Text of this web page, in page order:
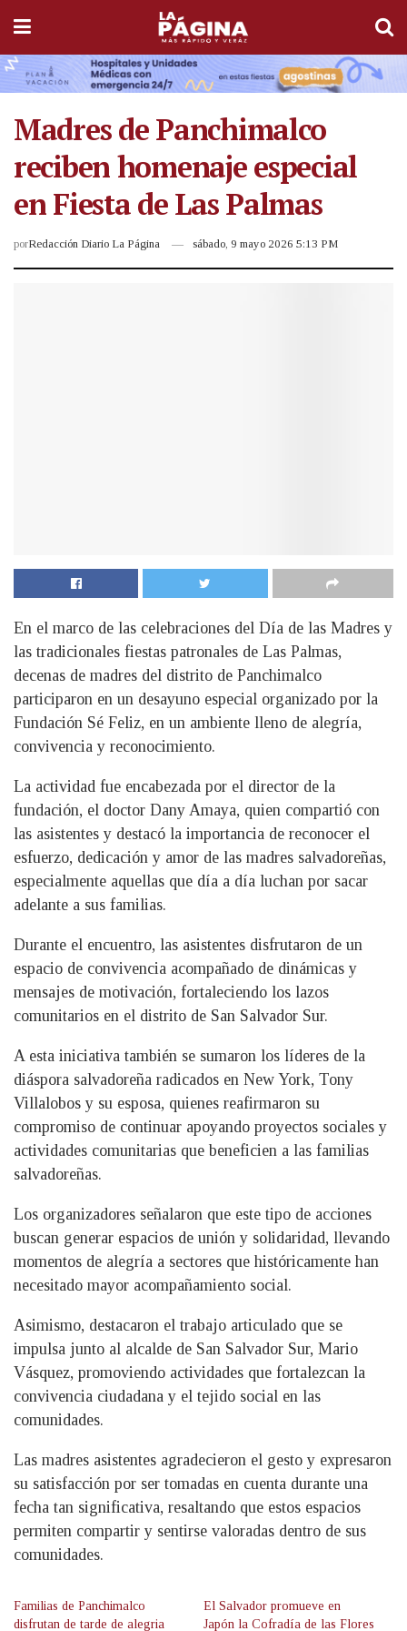
Madres de Panchimalco
reciben homenaje especial
en Fiesta de Las Palmas
porRedacción Diario La Página sábado, 9 mayo 2026 5:13 PM
En el marco de las celebraciones del Día de las Madres y
las tradicionales fiestas patronales de Las Palmas,
decenas de madres del distrito de Panchimalco
participaron en un desayuno especial organizado por la
Fundación Sé Feliz, en un ambiente lleno de alegría,
convivencia y reconocimiento.
La actividad fue encabezada por el director de la
fundación, el doctor Dany Amaya, quien compartió con
las asistentes y destacó la importancia de reconocer el
esfuerzo, dedicación y amor de las madres salvadoreñas,
especialmente aquellas que día a día luchan por sacar
adelante a sus familias.
Durante el encuentro, las asistentes disfrutaron de un
espacio de convivencia acompañado de dinámicas y
mensajes de motivación, fortaleciendo los lazos
comunitarios en el distrito de San Salvador Sur.
A esta iniciativa también se sumaron los líderes de la
diáspora salvadoreña radicados en New York, Tony
Villalobos y su esposa, quienes reafirmaron su
compromiso de continuar apoyando proyectos sociales y
actividades comunitarias que beneficien a las familias
salvadoreñas.
Los organizadores señalaron que este tipo de acciones
buscan generar espacios de unión y solidaridad, llevando
momentos de alegría a sectores que históricamente han
necesitado mayor acompañamiento social.
Asimismo, destacaron el trabajo articulado que se
impulsa junto al alcalde de San Salvador Sur, Mario
Vásquez, promoviendo actividades que fortalezcan la
convivencia ciudadana y el tejido social en las
comunidades.
Las madres asistentes agradecieron el gesto y expresaron
su satisfacción por ser tomadas en cuenta durante una
fecha tan significativa, resaltando que estos espacios
permiten compartir y sentirse valoradas dentro de sus
comunidades.
Familias de Panchimalco
disfrutan de tarde de alegria
El Salvador promueve en
Japón la Cofradía de las Flores